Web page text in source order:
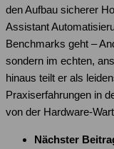
den Aufbau sicherer
Assistant
Benchmarks geht –
sondern im echten,
hinaus teilt er als
Praxiserfahrungen in
von der Hardware-
Nächster